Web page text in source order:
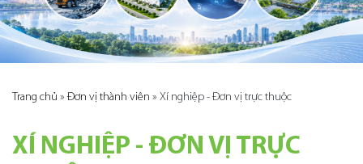
Trang chủ » Đơn vị thành viên » Xí nghiệp - Đơn vị trực thuộc
XÍ NGHIỆP - ĐƠN VỊ TRỰC